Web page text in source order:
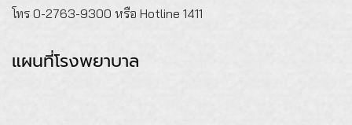
โทร 0-2763-9300 หรือ Hotline 1411
แผนที่โรงพยาบาล